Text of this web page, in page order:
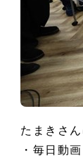
たまきさ
・毎日動